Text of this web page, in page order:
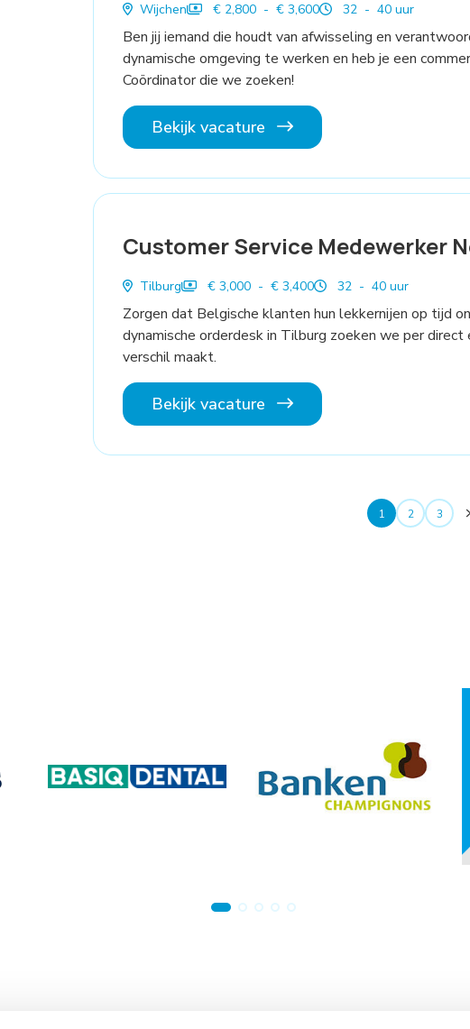
Wijchen € 2,800 - € 3,600 32 - 40 uur
Ben jij iemand die houdt van afwisseling en
dynamische omgeving te werken en heb je een
Coördinator die we zoeken!
Bekijk vacature
Customer Service Medewerker
Tilburg € 3,000 - € 3,400 32 - 40 uur
Zorgen dat Belgische klanten hun lekkernijen op tijd
dynamische orderdesk in Tilburg zoeken we per
verschil maakt.
Bekijk vacature
1 2 3